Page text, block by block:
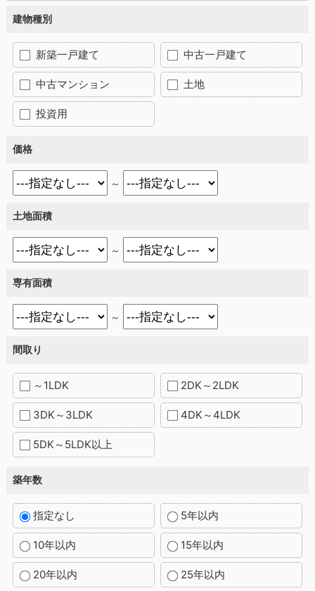
建物種別
新築一戸建て 中古一戸建て
中古マンション 土地
投資用
価格
～
土地面積
～
専有面積
～
間取り
～1LDK 2DK～2LDK
3DK～3LDK 4DK～4LDK
5DK～5LDK以上
築年数
指定なし 5年以内
10年以内 15年以内
20年以内 25年以内